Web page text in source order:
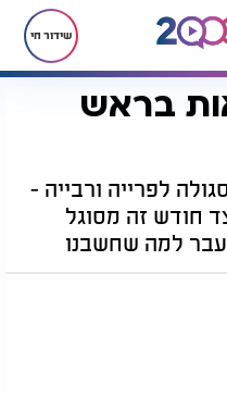
שידור חי
בראש
לפרייה ורבייה -
חודש זה מסוגל
למה שחשבנו